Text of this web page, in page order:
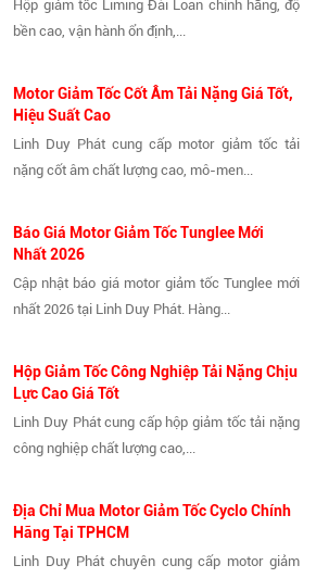
Hộp giảm tốc Liming Đài Loan chính hãng, độ
bền cao, vận hành ổn định,...
Motor Giảm Tốc Cốt Âm Tải Nặng Giá Tốt,
Hiệu Suất Cao
Linh Duy Phát cung cấp motor giảm tốc tải
nặng cốt âm chất lượng cao, mô-men...
Báo Giá Motor Giảm Tốc Tunglee Mới
Nhất 2026
Cập nhật báo giá motor giảm tốc Tunglee mới
nhất 2026 tại Linh Duy Phát. Hàng...
Hộp Giảm Tốc Công Nghiệp Tải Nặng Chịu
Lực Cao Giá Tốt
Linh Duy Phát cung cấp hộp giảm tốc tải nặng
công nghiệp chất lượng cao,...
Địa Chỉ Mua Motor Giảm Tốc Cyclo Chính
Hãng Tại TPHCM
Linh Duy Phát chuyên cung cấp motor giảm